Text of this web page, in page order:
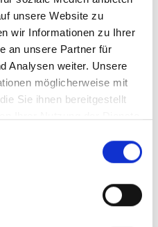
unsere Website zu
wir Informationen zu Ihrer
an unsere Partner für
Analysen weiter. Unsere
möglicherweise mit
Sie ihnen bereitgestellt